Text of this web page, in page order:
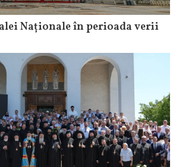
Naționale în perioada verii